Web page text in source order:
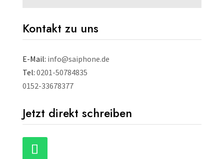
Kontakt zu uns
E-Mail: info@saiphone.de
Tel: 0201-50784835
0152-33678377
Jetzt direkt schreiben